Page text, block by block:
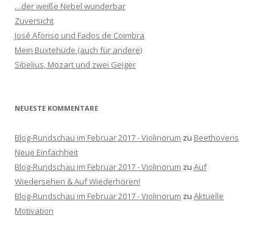
n
a
c
h
…der weiße Nebel wunderbar
Zuversicht
José Afonso und Fados de Coimbra
Mein Buxtehude (auch für andere)
Sibelius, Mozart und zwei Geiger
NEUESTE KOMMENTARE
Blog-Rundschau im Februar 2017 - Violinorum zu Beethovens
Neue Einfachheit
Blog-Rundschau im Februar 2017 - Violinorum zu Auf
Wiedersehen & Auf Wiederhören!
Blog-Rundschau im Februar 2017 - Violinorum zu Aktuelle
Motivation